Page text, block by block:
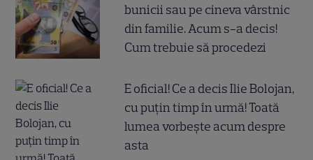
bunicii sau pe cineva vârstnic
din familie. Acum s-a decis!
Cum trebuie să procedezi
E oficial! Ce a decis Ilie Bolojan,
cu puțin timp în urmă! Toată
lumea vorbește acum despre
asta